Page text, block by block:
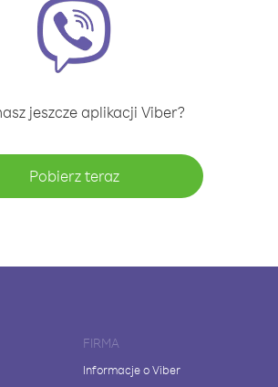
jeszcze aplikacji Viber?
Pobierz teraz
FIRMA
Informacje o Viber